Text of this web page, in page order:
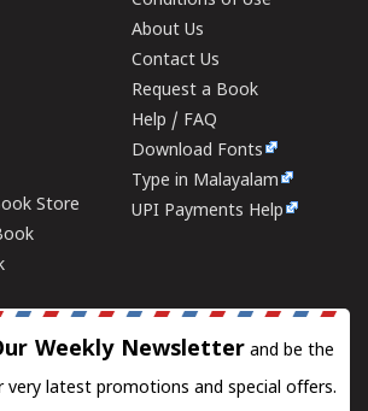
Store
About Us
Contact Us
Request a Book
Help / FAQ
Download Fonts
Type in Malayalam
UPI Payments Help
Weekly Newsletter and be the
latest promotions and special offers.